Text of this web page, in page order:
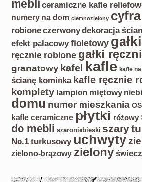
mebli ceramiczne kafle
numery na dom ciemnozielony cyfra
robione czerwony dekoracja
efekt pałacowy fioletowy gałki
ręcznie robione gałki
granatowy kafel kafle kafle
ścianę kominka kafle ręcznie
komplety lampion miętowy
domu numer mieszkania
kafle ceramiczne płytki różowy
do mebli szaroniebieski szary
No.1 turkusowy uchwyty
zielono-brązowy zielony